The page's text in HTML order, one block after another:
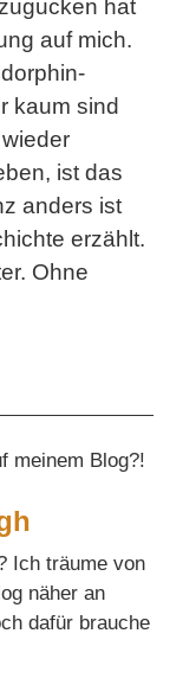
hat
auf mich.
kaum sind
ist das
anders ist
erzählt.
Ohne
Ich träume von
näher an
dafür brauche